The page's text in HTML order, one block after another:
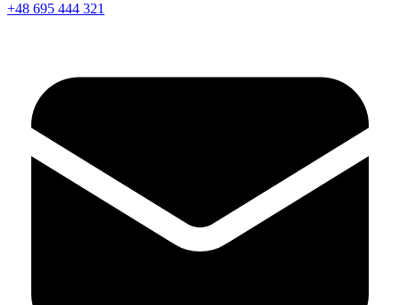
+48 695 444 321